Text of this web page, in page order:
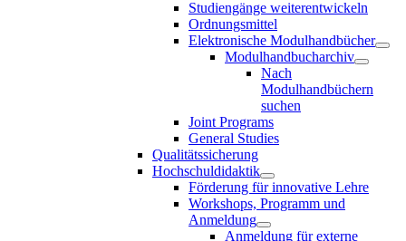
Studiengänge weiterentwickeln
Ordnungsmittel
Elektronische Modulhandbücher
Modulhandbucharchiv
Nach
Modulhandbüchern
suchen
Joint Programs
General Studies
Qualitätssicherung
Hochschuldidaktik
Förderung für innovative Lehre
Workshops, Programm und
Anmeldung
Anmeldung für externe